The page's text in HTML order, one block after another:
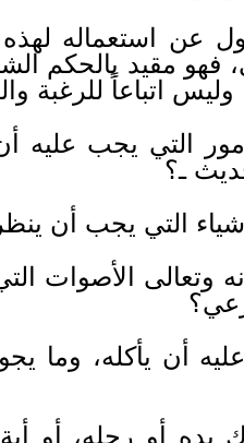
عن استعماله لهذه
فهو مقيد بالحكم
اتباعاً للرغبة
التي يجب عليه
ـ؟
التي يجب أن ينظر
وتعالى الأصوات
أن يأكله، وما
أو رجله، أو